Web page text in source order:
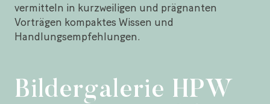
vermitteln in kurzweiligen und prägnanten
Vorträgen kompaktes Wissen und
Handlungsempfehlungen.
Bildergalerie HPW